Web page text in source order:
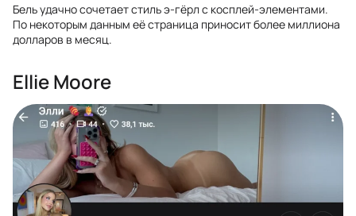
Бель удачно сочетает стиль э-гёрл с косплей-элементами.
По некоторым данным её страница приносит более миллиона
долларов в месяц.
Ellie Moore